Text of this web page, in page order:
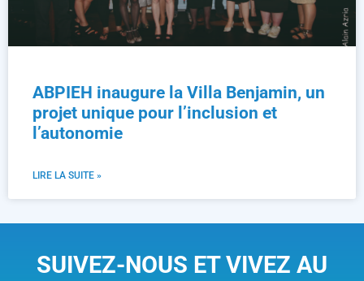
ABPIEH inaugure la Villa Benjamin, un
projet unique pour l’inclusion et
l’autonomie
LIRE LA SUITE »
SUIVEZ-NOUS ET VIVEZ AU